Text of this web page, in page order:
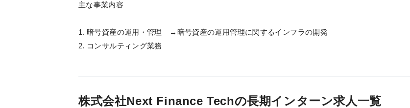
主な事業内容
1. 暗号資産の運用・管理 →暗号資産の運用管理に関するインフラの開発
2. コンサルティング業務
株式会社Next Finance Techの長期インターン求人一覧